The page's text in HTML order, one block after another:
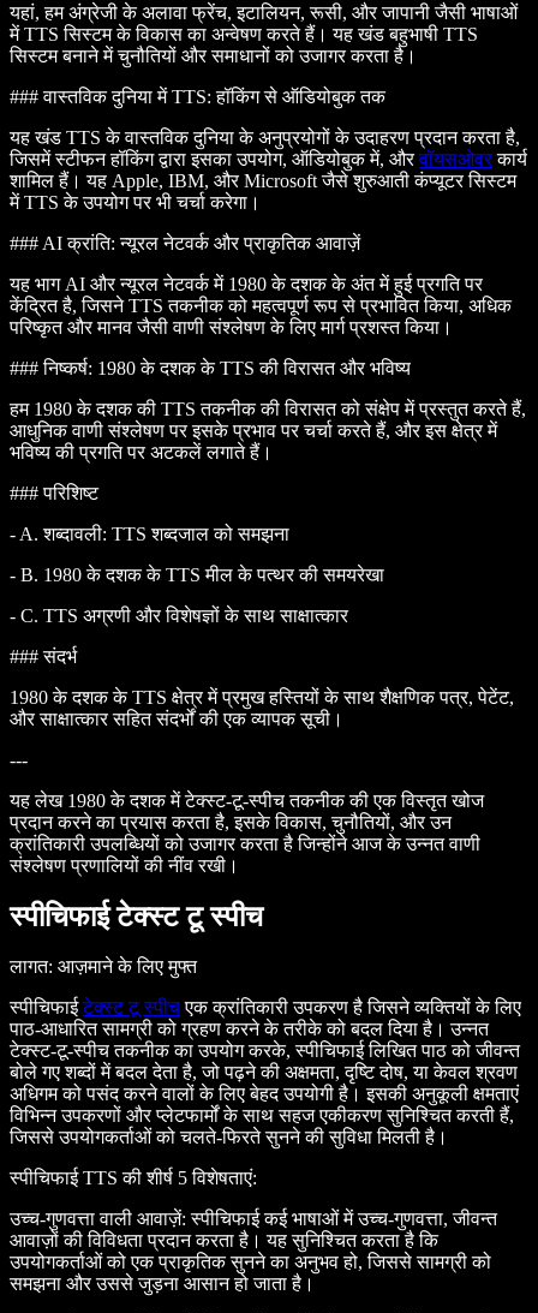
यहां, हम अंग्रेजी के अलावा फ्रेंच, इटालियन, रूसी, और जापानी जैसी भाषाओं
में TTS सिस्टम के विकास का अन्वेषण करते हैं। यह खंड बहुभाषी TTS
सिस्टम बनाने में चुनौतियों और समाधानों को उजागर करता है।
### वास्तविक दुनिया में TTS: हॉकिंग से ऑडियोबुक तक
यह खंड TTS के वास्तविक दुनिया के अनुप्रयोगों के उदाहरण प्रदान करता है,
जिसमें स्टीफन हॉकिंग द्वारा इसका उपयोग, ऑडियोबुक में, औरवॉयसओवरकार्य
शामिल हैं। यह Apple, IBM, और Microsoft जैसे शुरुआती कंप्यूटर सिस्टम
में TTS के उपयोग पर भी चर्चा करेगा।
### AI क्रांति: न्यूरल नेटवर्क और प्राकृतिक आवाज़ें
यह भाग AI और न्यूरल नेटवर्क में 1980 के दशक के अंत में हुई प्रगति पर
केंद्रित है, जिसने TTS तकनीक को महत्वपूर्ण रूप से प्रभावित किया, अधिक
परिष्कृत और मानव जैसी वाणी संश्लेषण के लिए मार्ग प्रशस्त किया।
### निष्कर्ष: 1980 के दशक के TTS की विरासत और भविष्य
हम 1980 के दशक की TTS तकनीक की विरासत को संक्षेप में प्रस्तुत करते हैं,
आधुनिक वाणी संश्लेषण पर इसके प्रभाव पर चर्चा करते हैं, और इस क्षेत्र में
भविष्य की प्रगति पर अटकलें लगाते हैं।
### परिशिष्ट
- A. शब्दावली: TTS शब्दजाल को समझना
- B. 1980 के दशक के TTS मील के पत्थर की समयरेखा
- C. TTS अग्रणी और विशेषज्ञों के साथ साक्षात्कार
### संदर्भ
1980 के दशक के TTS क्षेत्र में प्रमुख हस्तियों के साथ शैक्षणिक पत्र, पेटेंट,
और साक्षात्कार सहित संदर्भों की एक व्यापक सूची।
---
यह लेख 1980 के दशक में टेक्स्ट-टू-स्पीच तकनीक की एक विस्तृत खोज
प्रदान करने का प्रयास करता है, इसके विकास, चुनौतियों, और उन
क्रांतिकारी उपलब्धियों को उजागर करता है जिन्होंने आज के उन्नत वाणी
संश्लेषण प्रणालियों की नींव रखी।
स्पीचिफाई टेक्स्ट टू स्पीच
लागत: आज़माने के लिए मुफ्त
स्पीचिफाईटेक्स्ट टू स्पीचएक क्रांतिकारी उपकरण है जिसने व्यक्तियों के लिए
पाठ-आधारित सामग्री को ग्रहण करने के तरीके को बदल दिया है। उन्नत
टेक्स्ट-टू-स्पीच तकनीक का उपयोग करके, स्पीचिफाई लिखित पाठ को जीवन्त
बोले गए शब्दों में बदल देता है, जो पढ़ने की अक्षमता, दृष्टि दोष, या केवल श्रवण
अधिगम को पसंद करने वालों के लिए बेहद उपयोगी है। इसकी अनुकूली क्षमताएं
विभिन्न उपकरणों और प्लेटफार्मों के साथ सहज एकीकरण सुनिश्चित करती हैं,
जिससे उपयोगकर्ताओं को चलते-फिरते सुनने की सुविधा मिलती है।
स्पीचिफाई TTS की शीर्ष 5 विशेषताएं:
उच्च-गुणवत्ता वाली आवाज़ें: स्पीचिफाई कई भाषाओं में उच्च-गुणवत्ता, जीवन्त
आवाज़ों की विविधता प्रदान करता है। यह सुनिश्चित करता है कि
उपयोगकर्ताओं को एक प्राकृतिक सुनने का अनुभव हो, जिससे सामग्री को
समझना और उससे जुड़ना आसान हो जाता है।